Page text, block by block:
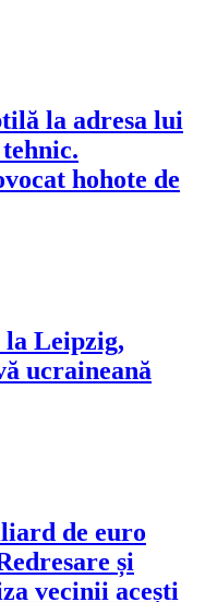
la adresa lui
hohote de
la Leipzig,
ucraineană
de euro
și
vecinii acești